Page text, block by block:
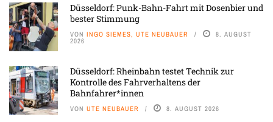
Düsseldorf: Punk-Bahn-Fahrt mit Dosenbier und
bester Stimmung
VON INGO SIEMES, UTE NEUBAUER 8. AUGUST
2026
Düsseldorf: Rheinbahn testet Technik zur
Kontrolle des Fahrverhaltens der
Bahnfahrer*innen
VON UTE NEUBAUER 8. AUGUST 2026